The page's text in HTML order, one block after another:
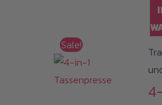
Sale!